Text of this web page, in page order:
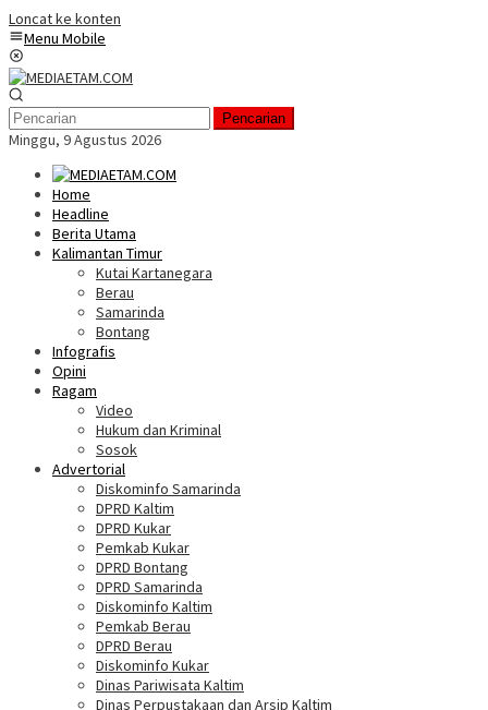
Loncat ke konten
Menu Mobile
Pencarian
Minggu, 9 Agustus 2026
Home
Headline
Berita Utama
Kalimantan Timur
Kutai Kartanegara
Berau
Samarinda
Bontang
Infografis
Opini
Ragam
Video
Hukum dan Kriminal
Sosok
Advertorial
Diskominfo Samarinda
DPRD Kaltim
DPRD Kukar
Pemkab Kukar
DPRD Bontang
DPRD Samarinda
Diskominfo Kaltim
Pemkab Berau
DPRD Berau
Diskominfo Kukar
Dinas Pariwisata Kaltim
Dinas Perpustakaan dan Arsip Kaltim